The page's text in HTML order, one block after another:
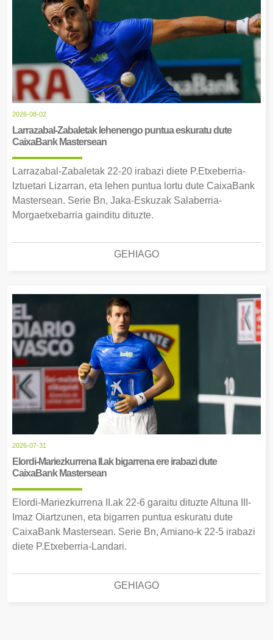
2026-08-02
Larrazabal-Zabaletak lehenengo puntua eskuratu dute
CaixaBank Mastersean
Larrazabal-Zabaletak 22-20 irabazi diete P.Etxeberria-
Iztuetari Lizarran, eta lehen puntua lortu dute CaixaBank
Mastersean. Serie Bn, Jaka-Eskuzak Salaberria-
Morgaetxebarria gainditu dituzte.
GEHIAGO
2026-07-31
Elordi-Mariezkurrena II.ak bigarrena ere irabazi dute
CaixaBank Mastersean
Elordi-Mariezkurrena II.ak 22-6 garaitu dituzte Altuna III-
Imaz Oiartzunen, eta bigarren puntua eskuratu dute
CaixaBank Mastersean. Serie Bn, Amiano-k 22-5 irabazi
diete P.Etxeberria-Landari.
GEHIAGO